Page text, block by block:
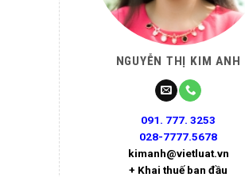
NGUYỄN THỊ KIM ANH
091. 777. 3253
028-7777.5678
kimanh@vietluat.vn
+ Khai thuế ban đầu